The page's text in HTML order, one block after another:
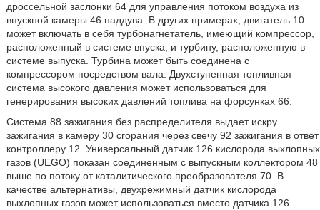
дроссельной заслонки 64 для управления потоком воздуха из
впускной камеры 46 наддува. В других примерах, двигатель 10
может включать в себя турбонагнетатель, имеющий компрессор,
расположенный в системе впуска, и турбину, расположенную в
системе выпуска. Турбина может быть соединена с
компрессором посредством вала. Двухступенная топливная
система высокого давления может использоваться для
генерирования высоких давлений топлива на форсунках 66.
Система 88 зажигания без распределителя выдает искру
зажигания в камеру 30 сгорания через свечу 92 зажигания в ответ
контроллеру 12. Универсальный датчик 126 кислорода выхлопных
газов (UEGO) показан соединенным с выпускным коллектором 48
выше по потоку от каталитического преобразователя 70. В
качестве альтернативы, двухрежимный датчик кислорода
выхлопных газов может использоваться вместо датчика 126